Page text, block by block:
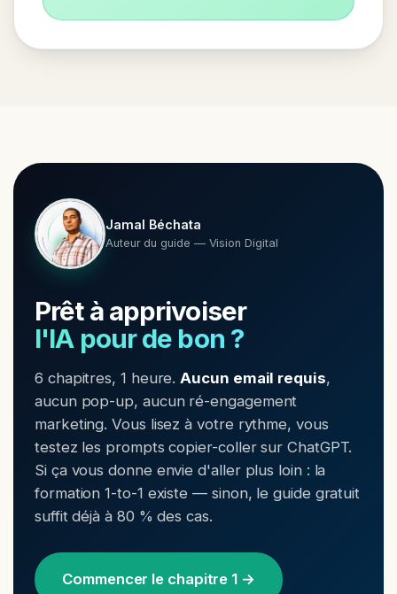
Jamal Béchata
Auteur du guide — Vision Digital
Prêt à apprivoiser
l'IA pour de bon ?
6 chapitres, 1 heure. Aucun email requis,
aucun pop-up, aucun ré-engagement
marketing. Vous lisez à votre rythme, vous
testez les prompts copier-coller sur ChatGPT.
Si ça vous donne envie d'aller plus loin : la
formation 1-to-1 existe — sinon, le guide gratuit
suffit déjà à 80 % des cas.
Commencer le chapitre 1 →